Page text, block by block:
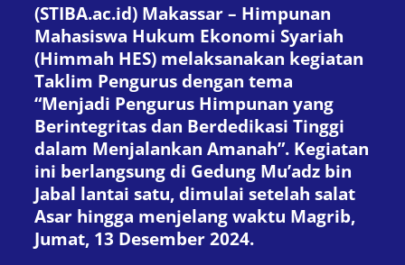
(STIBA.ac.id) Makassar – Himpunan
Mahasiswa Hukum Ekonomi Syariah
(Himmah HES) melaksanakan kegiatan
Taklim Pengurus dengan tema
“Menjadi Pengurus Himpunan yang
Berintegritas dan Berdedikasi Tinggi
dalam Menjalankan Amanah”. Kegiatan
ini berlangsung di Gedung Mu’adz bin
Jabal lantai satu, dimulai setelah salat
Asar hingga menjelang waktu Magrib,
Jumat, 13 Desember 2024.